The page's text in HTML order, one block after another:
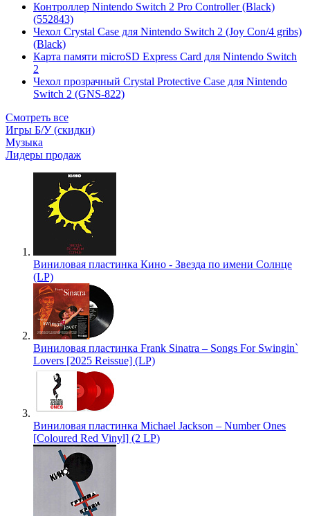
Контроллер Nintendo Switch 2 Pro Controller (Black)
(552843)
Чехол Сrystal Сase для Nintendo Switch 2 (Joy Con/4 gribs)
(Black)
Карта памяти microSD Express Card для Nintendo Switch
2
Чехол прозрачный Crystal Protective Case для Nintendo
Switch 2 (GNS-822)
Смотреть все
Игры Б/У (скидки)
Музыка
Лидеры продаж
Виниловая пластинка Кино - Звезда по имени Солнце
(LP)
Виниловая пластинка Frank Sinatra – Songs For Swingin`
Lovers [2025 Reissue] (LP)
Виниловая пластинка Michael Jackson – Number Ones
[Coloured Red Vinyl] (2 LP)